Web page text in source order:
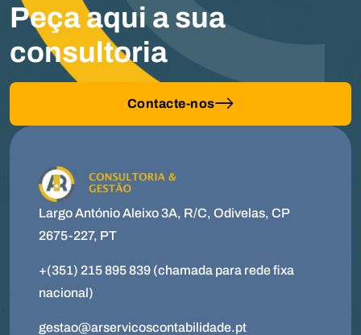
Peça aqui a sua
consultoria
Contacte-nos
Largo António Aleixo 3A, R/C, Odivelas, CP
2675-227, PT
+(351) 215 895 839 (chamada para rede fixa
nacional)
gestao@arservicoscontabilidade.pt